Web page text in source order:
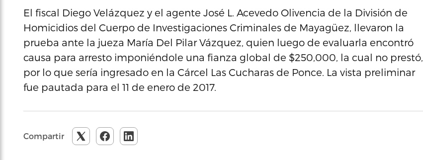
El fiscal Diego Velázquez y el agente José L. Acevedo Olivencia de la División de
Homicidios del Cuerpo de Investigaciones Criminales de Mayagüez, llevaron la
prueba ante la jueza María Del Pilar Vázquez, quien luego de evaluarla encontró
causa para arresto imponiéndole una fianza global de $250,000, la cual no prestó,
por lo que sería ingresado en la Cárcel Las Cucharas de Ponce. La vista preliminar
fue pautada para el 11 de enero de 2017.
Compartir